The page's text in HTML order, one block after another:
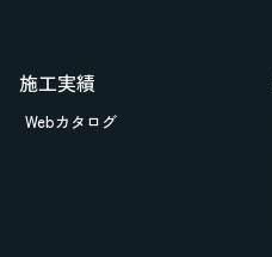
施工実績
Webカタログ